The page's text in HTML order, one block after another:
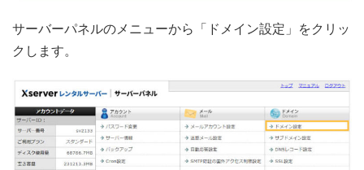
サーバーパネルのメニューから「ドメイン設定」をクリッ
クします。